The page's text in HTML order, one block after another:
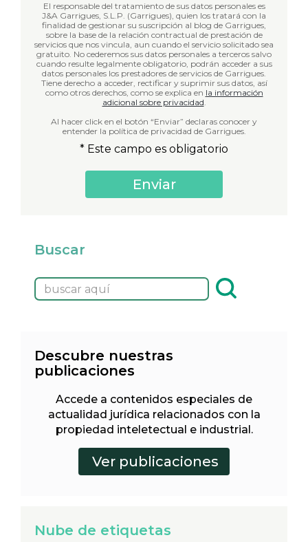
El responsable del tratamiento de sus datos personales es
J&A Garrigues, S.L.P. (Garrigues), quien los tratará con la
finalidad de gestionar su suscripción al blog de Garrigues,
sobre la base de la relación contractual de prestación de
servicios que nos vincula, aun cuando el servicio solicitado sea
gratuito. No cederemos sus datos personales a terceros salvo
cuando resulte legalmente obligatorio, podrán acceder a sus
datos personales los prestadores de servicios de Garrigues.
Tiene derecho a acceder, rectificar y suprimir sus datos, así
como otros derechos, como se explica en la información
adicional sobre privacidad.
Al hacer click en el botón “Enviar” declaras conocer y
entender la política de privacidad de Garrigues.
* Este campo es obligatorio
Buscar
Descubre nuestras
publicaciones
Accede a contenidos especiales de
actualidad jurídica relacionados con la
propiedad inteletectual e industrial.
Nube de etiquetas